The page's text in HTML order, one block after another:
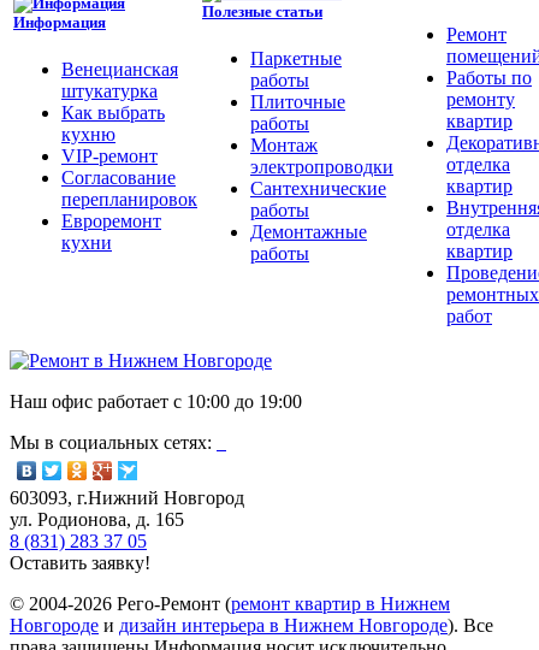
Информация
Венецианская
штукатурка
Как выбрать
кухню
VIP-ремонт
Согласование
перепланировок
Евроремонт
кухни
Полезные статьи
Паркетные
работы
Плиточные
работы
Монтаж
электропроводки
Сантехнические
работы
Демонтажные
работы
Ремонт
Работы по
ремонту
квартир
отделка
квартир
отделка
квартир
ремонтных
работ
Наш офис работает с 10:00 до 19:00
Мы в социальных сетях:
603093, г.Нижний Новгород
ул. Родионова, д. 165
8 (831) 283 37 05
Оставить заявку!
© 2004-2026 Рего-Ремонт (ремонт квартир в Нижнем
Новгороде и дизайн интерьера в Нижнем Новгороде). Все